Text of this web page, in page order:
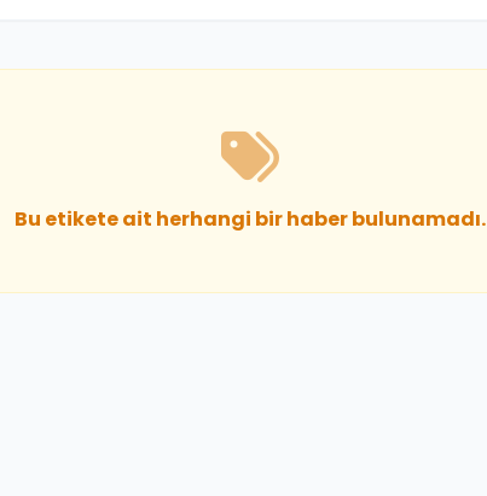
Bu etikete ait herhangi bir haber bulunamadı.